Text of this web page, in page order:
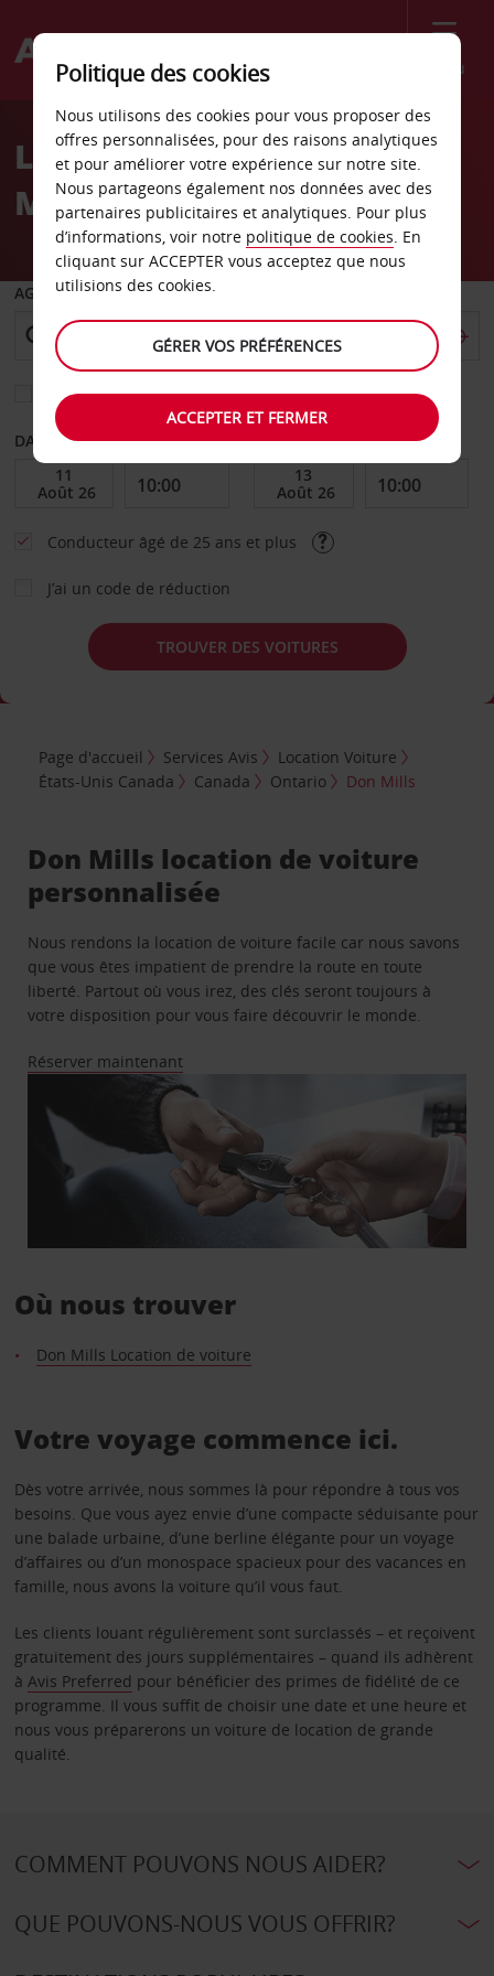
Menu
Welcome
AvisLocation de voiture Don
Mills
AGENCE DE DÉPART
Sélectionnez une autre agence de retour
DATE DE DÉBUT DATE DE FIN
Conducteur âgé de 25 ans et plus
J’ai un code de réduction
TROUVER DES VOITURES
Page d'accueil Services Avis
Location Voiture
États-Unis Canada
Canada Ontario Don Mills
Don Mills location de voiture
personnalisée
Nous rendons la location de voiture facile car nous savons
que vous êtes impatient de prendre la route en toute
liberté. Partout où vous irez, des clés seront toujours à
votre disposition pour vous faire découvrir le monde.
Réserver maintenant
Où nous trouver
Don Mills Location de voiture
Votre voyage commence ici.
Dès votre arrivée, nous sommes là pour répondre à tous vos
besoins. Que vous ayez envie d’une compacte séduisante pour
une balade urbaine, d’une berline élégante pour un voyage
d’affaires ou d’un monospace spacieux pour des vacances en
famille, nous avons la voiture qu’il vous faut.
Les clients louant régulièrement sont surclassés – et reçoivent
gratuitement des jours supplémentaires – quand ils adhèrent
à Avis Preferred pour bénéficier des primes de fidélité de ce
programme. Il vous suffit de choisir une date et une heure et
nous vous préparerons un voiture de location de grande
qualité.
COMMENT POUVONS NOUS AIDER?
QUE POUVONS-NOUS VOUS OFFRIR?
Politique des cookies
Nous utilisons des cookies pour vous proposer des
offres personnalisées, pour des raisons analytiques
et pour améliorer votre expérience sur notre site.
Nous partageons également nos données avec des
partenaires publicitaires et analytiques. Pour plus
d’informations, voir notre politique de cookies. En
cliquant sur ACCEPTER vous acceptez que nous
utilisions des cookies.
GÉRER VOS PRÉFÉRENCES
ACCEPTER ET FERMER